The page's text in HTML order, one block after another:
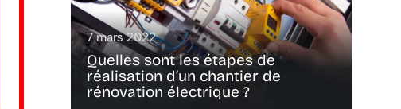
7 mars 2022
Quelles sont les étapes de
réalisation d’un chantier de
rénovation électrique ?